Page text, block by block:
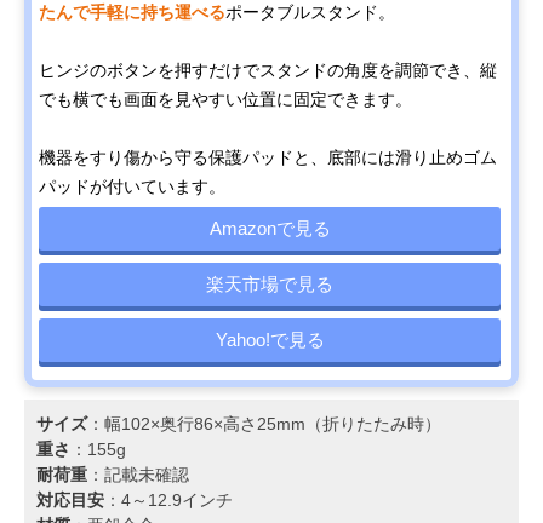
たんで手軽に持ち運べるポータブルスタンド。
ヒンジのボタンを押すだけでスタンドの角度を調節でき、縦
でも横でも画面を見やすい位置に固定できます。
機器をすり傷から守る保護パッドと、底部には滑り止めゴム
パッドが付いています。
Amazonで見る
楽天市場で見る
Yahoo!で見る
サイズ：幅102×奥行86×高さ25mm（折りたたみ時）
重さ ：155g
耐荷重 ：記載未確認
対応目安 ：4～12.9インチ